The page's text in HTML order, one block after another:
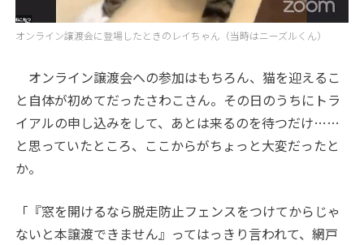
オンライン譲渡会に登場したときのレイちゃん（当時はニーズルくん）
オンライン譲渡会への参加はもちろん、猫を迎えるこ
と自体が初めてだったさわこさん。その日のうちにトラ
イアルの申し込みをして、あとは来るのを待つだけ……
と思っていたところ、ここからがちょっと大変だったと
か。
「『窓を開けるなら脱走防止フェンスをつけてからじゃ
ないと本譲渡できません』ってはっきり言われて、網戸